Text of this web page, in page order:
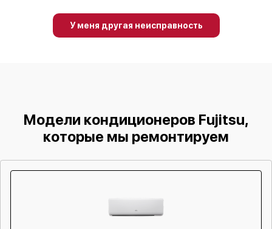
У меня другая неисправность
Модели кондиционеров Fujitsu,
которые мы ремонтируем